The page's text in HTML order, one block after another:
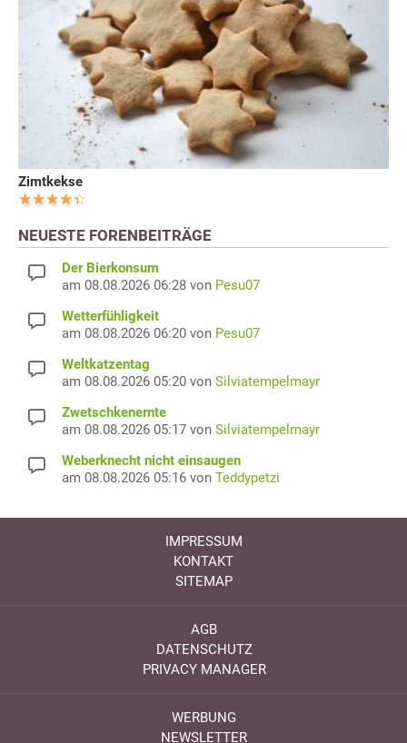
Zimtkekse
NEUESTE FORENBEITRÄGE
Der Bierkonsum
am 08.08.2026 06:28 von Pesu07
Wetterfühligkeit
am 08.08.2026 06:20 von Pesu07
Weltkatzentag
am 08.08.2026 05:20 von Silviatempelmayr
Zwetschkenernte
am 08.08.2026 05:17 von Silviatempelmayr
Weberknecht nicht einsaugen
am 08.08.2026 05:16 von Teddypetzi
IMPRESSUM
KONTAKT
SITEMAP
AGB
DATENSCHUTZ
PRIVACY MANAGER
WERBUNG
NEWSLETTER